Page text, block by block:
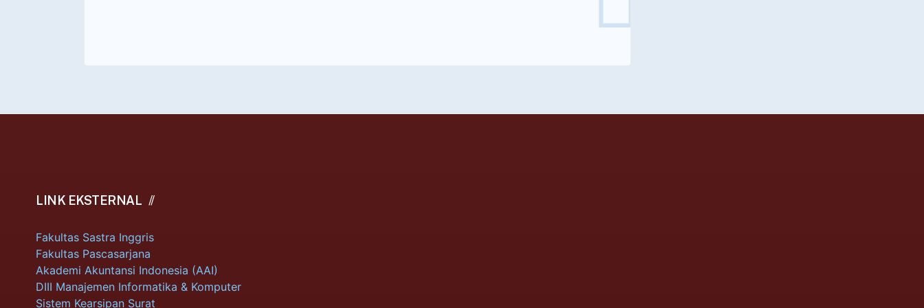
LINK EKSTERNAL
Fakultas Sastra Inggris
Fakultas Pascasarjana
Akademi Akuntansi Indonesia (AAI)
DIII Manajemen Informatika & Komputer
Sistem Kearsipan Surat